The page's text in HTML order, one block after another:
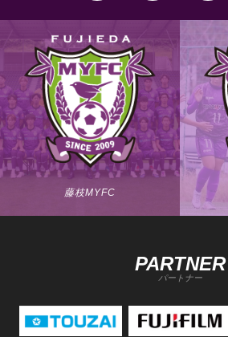
藤枝MYFC
PARTNER
パートナー